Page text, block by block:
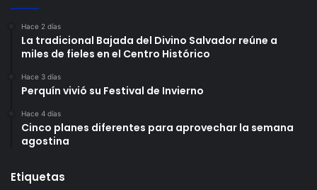
Hace 2 días
La tradicional Bajada del Divino Salvador reúne a
miles de fieles en el Centro Histórico
Hace 3 días
Perquín vivió su Festival de Invierno
Hace 4 días
Cinco planes diferentes para aprovechar la semana
agostina
Etiquetas